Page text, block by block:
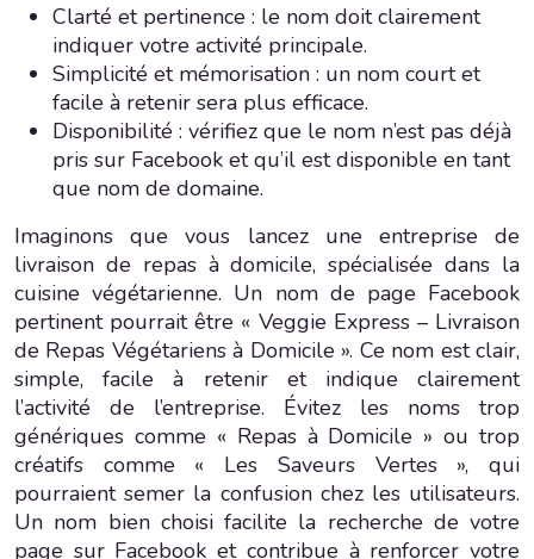
Clarté et pertinence : le nom doit clairement
indiquer votre activité principale.
Simplicité et mémorisation : un nom court et
facile à retenir sera plus efficace.
Disponibilité : vérifiez que le nom n’est pas déjà
pris sur Facebook et qu’il est disponible en tant
que nom de domaine.
Imaginons que vous lancez une entreprise de
livraison de repas à domicile, spécialisée dans la
cuisine végétarienne. Un nom de page Facebook
pertinent pourrait être « Veggie Express – Livraison
de Repas Végétariens à Domicile ». Ce nom est clair,
simple, facile à retenir et indique clairement
l’activité de l’entreprise. Évitez les noms trop
génériques comme « Repas à Domicile » ou trop
créatifs comme « Les Saveurs Vertes », qui
pourraient semer la confusion chez les utilisateurs.
Un nom bien choisi facilite la recherche de votre
page sur Facebook et contribue à renforcer votre